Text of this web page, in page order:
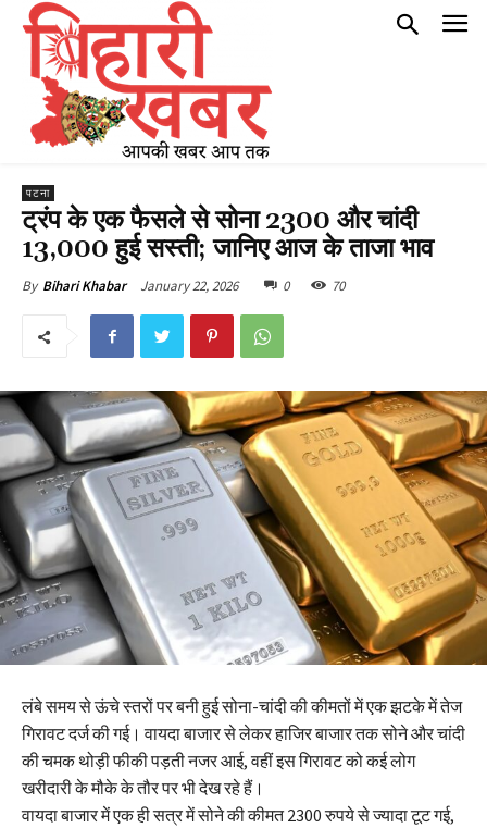
पटना
ट्रंप के एक फैसले से सोना ₹2300 और चांदी
₹13,000 हुई सस्ती; जानिए आज के ताजा भाव
By Bihari Khabar January 22, 2026 0 70
लंबे समय से ऊंचे स्तरों पर बनी हुई सोना-चांदी की कीमतों में एक झटके में तेज
गिरावट दर्ज की गई। वायदा बाजार से लेकर हाजिर बाजार तक सोने और चांदी
की चमक थोड़ी फीकी पड़ती नजर आई, वहीं इस गिरावट को कई लोग
खरीदारी के मौके के तौर पर भी देख रहे हैं।
वायदा बाजार में एक ही सत्र में सोने की कीमत 2300 रुपये से ज्यादा टूट गई,